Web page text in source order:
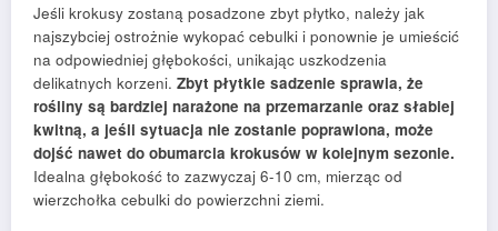
Jeśli krokusy zostaną posadzone zbyt płytko, należy jak
najszybciej ostrożnie wykopać cebulki i ponownie je umieścić
na odpowiedniej głębokości, unikając uszkodzenia
delikatnych korzeni. Zbyt płytkie sadzenie sprawia, że
rośliny są bardziej narażone na przemarzanie oraz słabiej
kwitną, a jeśli sytuacja nie zostanie poprawiona, może
dojść nawet do obumarcia krokusów w kolejnym sezonie.
Idealna głębokość to zazwyczaj 6-10 cm, mierząc od
wierzchołka cebulki do powierzchni ziemi.